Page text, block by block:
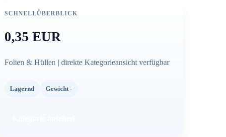
SCHNELLÜBERBLICK
0,35 EUR
Folien & Hüllen | direkte Kategorieansicht verfügbar
Lagernd Gewicht -